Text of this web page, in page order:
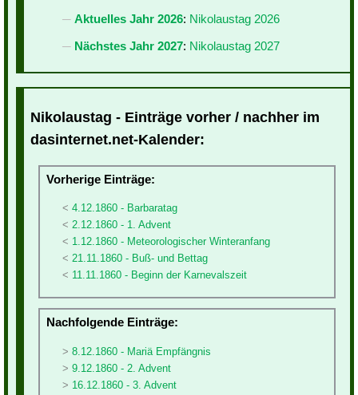
Aktuelles Jahr 2026: Nikolaustag 2026
Nächstes Jahr 2027: Nikolaustag 2027
Nikolaustag - Einträge vorher / nachher im
dasinternet.net-Kalender:
Vorherige Einträge:
4.12.1860 - Barbaratag
2.12.1860 - 1. Advent
1.12.1860 - Meteorologischer Winteranfang
21.11.1860 - Buß- und Bettag
11.11.1860 - Beginn der Karnevalszeit
Nachfolgende Einträge:
8.12.1860 - Mariä Empfängnis
9.12.1860 - 2. Advent
16.12.1860 - 3. Advent